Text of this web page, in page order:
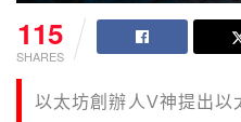
115
SHARES
以太坊創辦人V神提出